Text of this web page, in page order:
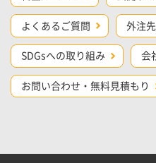
よくあるご質問 外注
SDGsへの取り組み 会
お問い合わせ・無料見積もり